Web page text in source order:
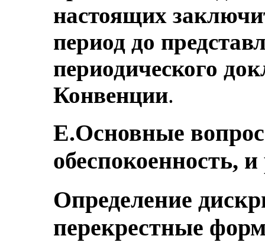
настоящих
период до
периодического
Конвенции.
E.Основные
обеспокоенность,
Определение
перекрестные